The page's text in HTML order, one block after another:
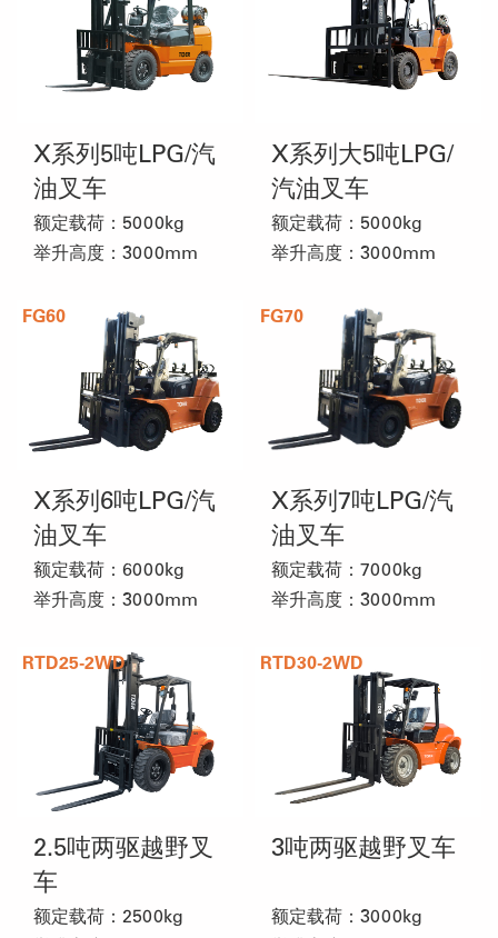
X系列5吨LPG/汽
油叉车
额定载荷：5000kg
举升高度：3000mm
X系列大5吨LPG/
汽油叉车
额定载荷：5000kg
举升高度：3000mm
FG60
X系列6吨LPG/汽
油叉车
额定载荷：6000kg
举升高度：3000mm
FG70
X系列7吨LPG/汽
油叉车
额定载荷：7000kg
举升高度：3000mm
RTD25-2WD
2.5吨两驱越野叉
车
额定载荷：2500kg
RTD30-2WD
3吨两驱越野叉车
额定载荷：3000kg